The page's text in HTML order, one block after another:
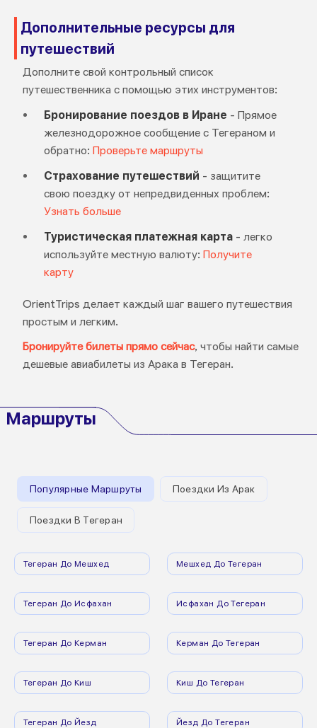
Дополнительные ресурсы для
путешествий
Дополните свой контрольный список
путешественника с помощью этих инструментов:
Бронирование поездов в Иране - Прямое
железнодорожное сообщение с Тегераном и
обратно: Проверьте маршруты
Страхование путешествий - защитите
свою поездку от непредвиденных проблем:
Узнать больше
Туристическая платежная карта- легко
используйте местную валюту: Получите
карту
OrientTrips делает каждый шаг вашего путешествия
простым и легким.
Бронируйте билеты прямо сейчас, чтобы найти самые
дешевые авиабилеты из Арака в Тегеран.
Маршруты
Популярные Маршруты Поездки Из Арак
Поездки В Тегеран
Тегеран До Мешхед Мешхед До Тегеран
Тегеран До Исфахан Исфахан До Тегеран
Тегеран До Керман Керман До Тегеран
Тегеран До Киш Киш До Тегеран
Тегеран До Йезд Йезд До Тегеран